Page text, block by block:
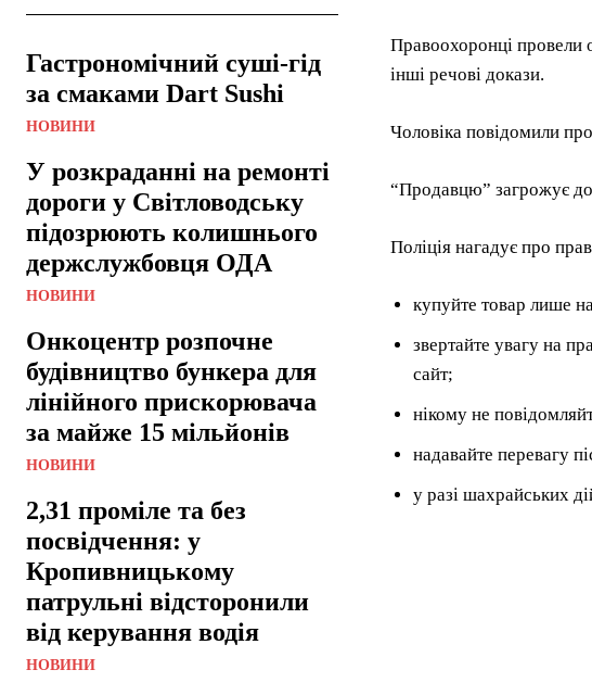
Гастрономічний суші-гід
за смаками Dart Sushi
НОВИНИ
У розкраданні на ремонті
дороги у Світловодську
підозрюють колишнього
держслужбовця ОДА
НОВИНИ
Онкоцентр розпочне
будівництво бункера для
лінійного прискорювача
за майже 15 мільйонів
НОВИНИ
2,31 проміле та без
посвідчення: у
Кропивницькому
патрульні відсторонили
від керування водія
НОВИНИ
Правоохоронці провели
інші речові докази.
Чоловіка повідомили
“Продавцю” загрожує до
Поліція нагадує про
купуйте товар лише
звертайте увагу на
сайт;
нікому не
надавайте перевагу
у разі шахрайських